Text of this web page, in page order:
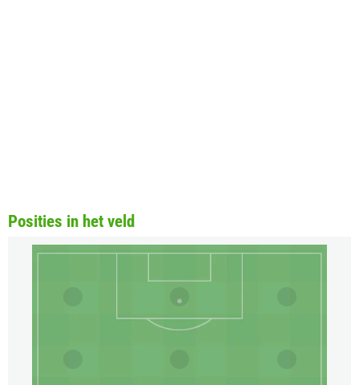
Posities in het veld